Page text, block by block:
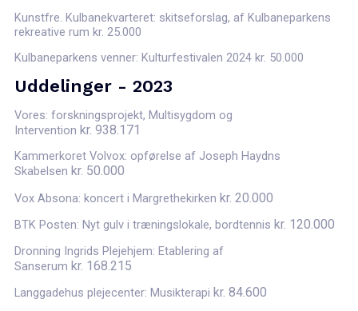
Kunstfre. Kulbanekvarteret: skitseforslag, af Kulbaneparkens
rekreative rum kr. 25.000
Kulbaneparkens venner: Kulturfestivalen 2024 kr. 50.000
Uddelinger - 2023
Vores: forskningsprojekt, Multisygdom og
Intervention kr. 938.171
Kammerkoret Volvox: opførelse af Joseph Haydns
Skabelsen kr. 50.000
Vox Absona: koncert i Margrethekirken kr. 20.000
BTK Posten: Nyt gulv i træningslokale, bordtennis kr. 120.000
Dronning Ingrids Plejehjem: Etablering af
Sanserum kr. 168.215
Langgadehus plejecenter: Musikterapi kr. 84.600